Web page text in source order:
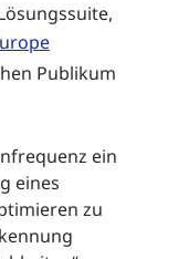
Publikum
ein
eines
zu